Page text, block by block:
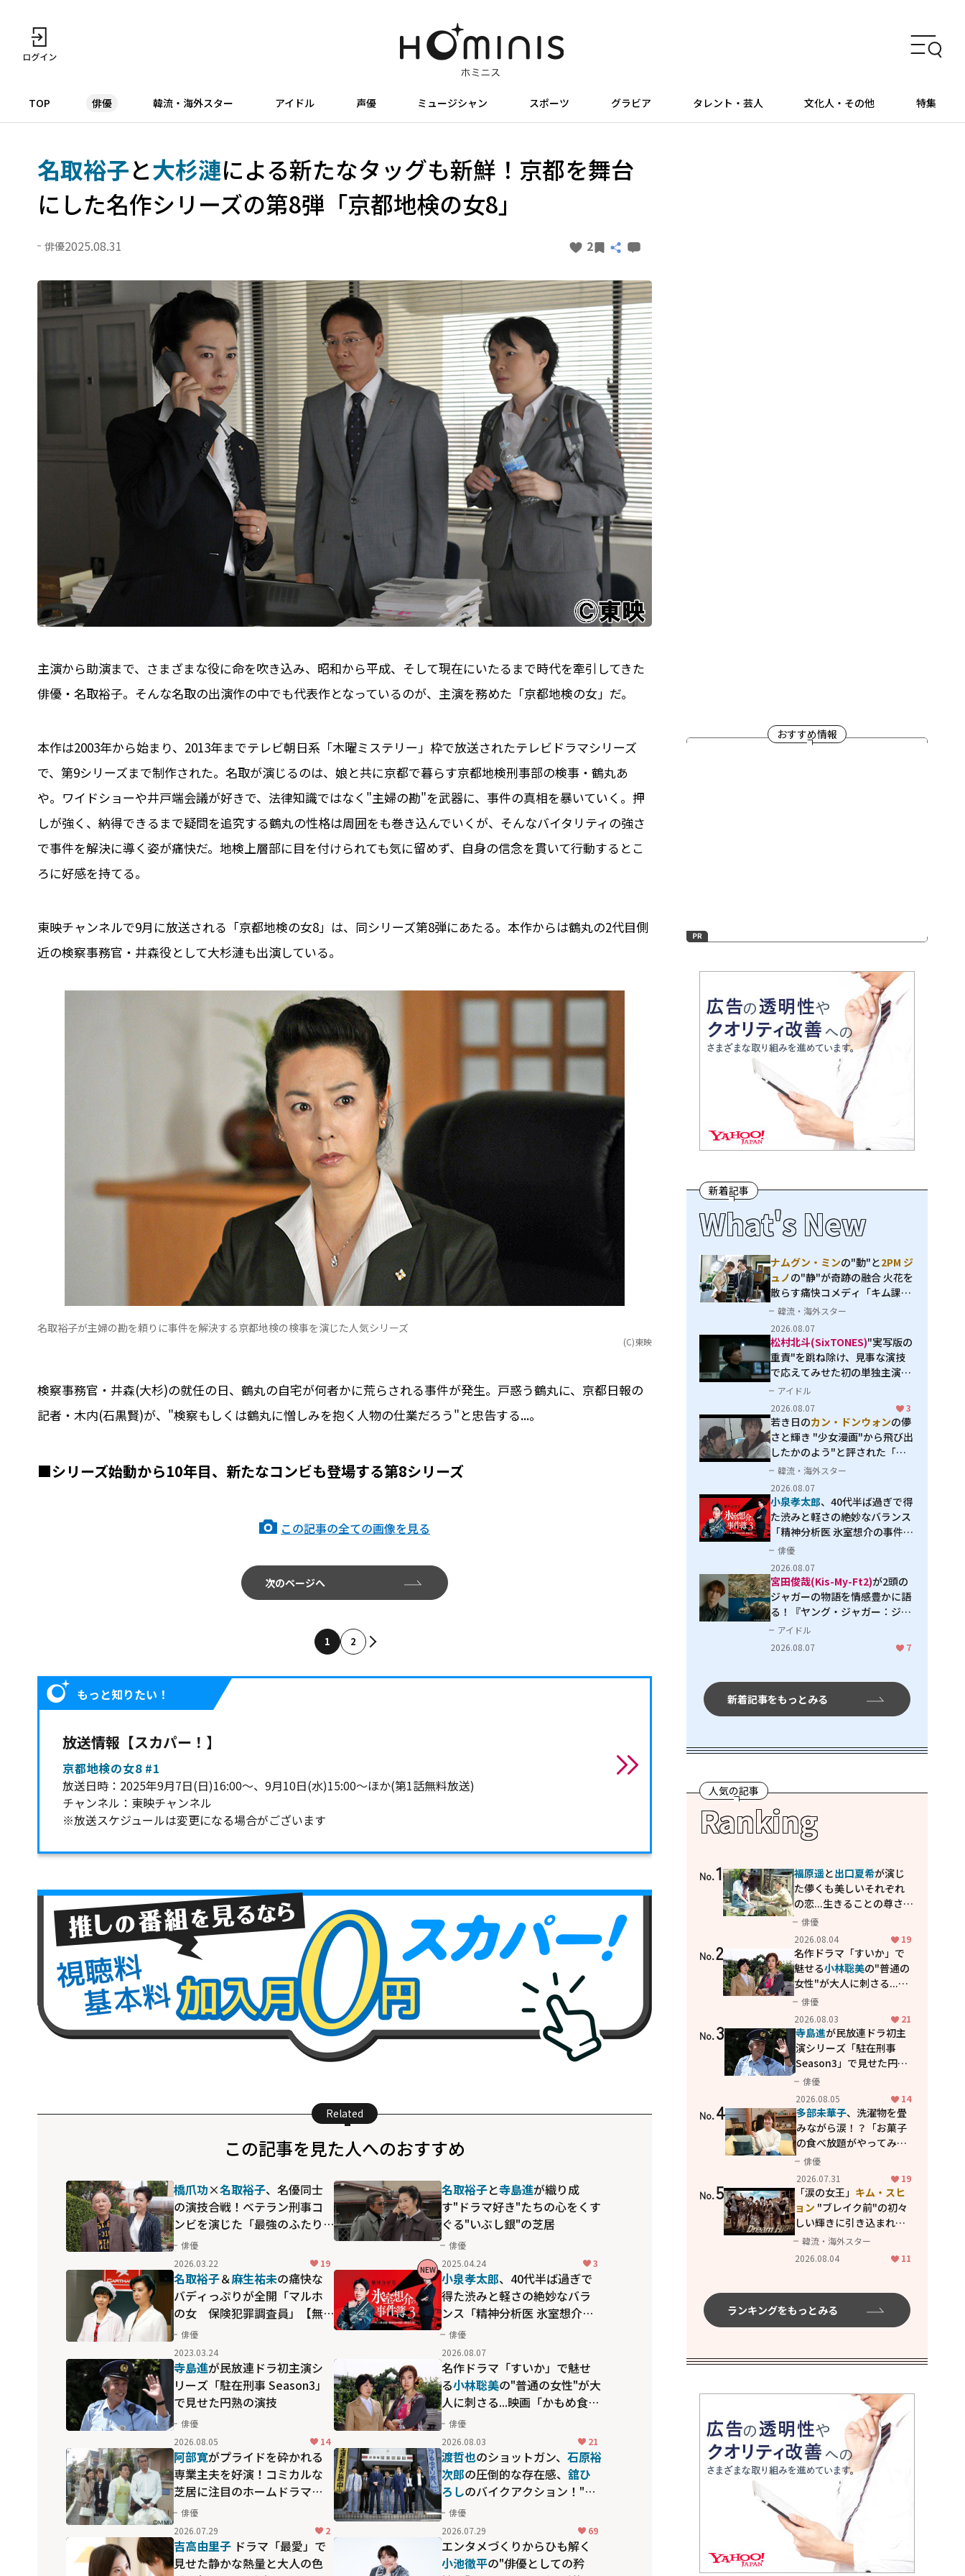
TOP 俳優 韓流・海外スター アイドル 声優 ミュージシャン スポーツ グラビア タレント・芸人 文化人・その他 特集
名取裕子と大杉漣による新たなタッグも新鮮！京都を舞台
にした名作シリーズの第8弾「京都地検の女8」
俳優2025.08.31 2
主演から助演まで、さまざまな役に命を吹き込み、昭和から平成、そして現在にいたるまで時代を牽引してきた
俳優・名取裕子。そんな名取の出演作の中でも代表作となっているのが、主演を務めた「京都地検の女」だ。
本作は2003年から始まり、2013年までテレビ朝日系「木曜ミステリー」枠で放送されたテレビドラマシリーズ
で、第9シリーズまで制作された。名取が演じるのは、娘と共に京都で暮らす京都地検刑事部の検事・鶴丸あ
や。ワイドショーや井戸端会議が好きで、法律知識ではなく"主婦の勘"を武器に、事件の真相を暴いていく。押
しが強く、納得できるまで疑問を追究する鶴丸の性格は周囲をも巻き込んでいくが、そんなバイタリティの強さ
で事件を解決に導く姿が痛快だ。地検上層部に目を付けられても気に留めず、自身の信念を貫いて行動するとこ
ろに好感を持てる。
東映チャンネルで9月に放送される「京都地検の女8」は、同シリーズ第8弾にあたる。本作からは鶴丸の2代目側
近の検察事務官・井森役として大杉漣も出演している。
名取裕子が主婦の勘を頼りに事件を解決する京都地検の検事を演じた人気シリーズ
(C)東映
検察事務官・井森(大杉)の就任の日、鶴丸の自宅が何者かに荒らされる事件が発生。戸惑う鶴丸に、京都日報の
記者・木内(石黒賢)が、"検察もしくは鶴丸に憎しみを抱く人物の仕業だろう"と忠告する...。
■シリーズ始動から10年目、新たなコンビも登場する第8シリーズ
この記事の全ての画像を見る
次のページへ
1 2
もっと知りたい！
放送情報【スカパー！】
京都地検の女8 #1
放送日時：2025年9月7日(日)16:00～、9月10日(水)15:00～ほか(第1話無料放送)
チャンネル：東映チャンネル
※放送スケジュールは変更になる場合がございます
Related
この記事を見た人へのおすすめ
橋爪功×名取裕子、名優同士
の演技合戦！ベテラン刑事コ
ンビを演じた「最強のふたり
～京都府警 特別捜査班～」
俳優
2026.03.22
19
名取裕子と寺島進が織り成
す"ドラマ好き"たちの心をくす
ぐる"いぶし銀"の芝居
俳優
2025.04.24
3
名取裕子＆麻生祐未の痛快な
バディっぷりが全開「マルホ
の女 保険犯罪調査員」【無
料放送】
俳優
2023.03.24
小泉孝太郎、40代半ば過ぎで
得た渋みと軽さの絶妙なバラ
ンス「精神分析医 氷室想介の
事件簿３」で見せる進化
俳優
2026.08.07
NEW
寺島進が民放連ドラ初主演シ
リーズ「駐在刑事 Season3」
で見せた円熟の演技
俳優
2026.08.05
14
名作ドラマ「すいか」で魅せ
る小林聡美の"普通の女性"が大
人に刺さる...映画「かもめ食
堂」にも通じる静かな芝居
俳優
2026.08.03
21
阿部寛がプライドを砕かれる
専業主夫を好演！コミカルな
芝居に注目のホームドラマ
「アットホーム・ダッド」
俳優
2026.07.29
2
渡哲也のショットガン、 石原裕
次郎の圧倒的な存在感、 舘ひ
ろしのバイクアクション！"大
門軍団"のカッコよさが詰まっ
た「西部警察 PART-II」
俳優
2026.07.29
69
吉高由里子 ドラマ「最愛」で
見せた静かな熱量と大人の色
エンタメづくりからひも解く
小池徹平の"俳優としての矜
おすすめ情報
新着記事
What's New
ナムグン・ミンの"動"と2PM ジ
ュノの"静"が奇跡の融合 火花を
散らす痛快コメディ「キム課長
とソ理事～Bravo! Your Life
～」
韓流・海外スター
2026.08.07
松村北斗(SixTONES)"実写版の
重責"を跳ね除け、見事な演技
で応えてみせた初の単独主演映
画「秒速5センチメートル」
アイドル
2026.08.07
3
若き日のカン・ドンウォンの儚
さと輝き "少女漫画"から飛び出
したかのよう"と評された「オ
オカミの誘惑」
韓流・海外スター
2026.08.07
小泉孝太郎、40代半ば過ぎで得
た渋みと軽さの絶妙なバランス
「精神分析医 氷室想介の事件簿
３」で見せる進化
俳優
2026.08.07
宮田俊哉(Kis-My-Ft2)が2頭の
ジャガーの物語を情感豊かに語
る！『ヤング・ジャガー：ジャ
ングル王への道』『ジャガーと
ウミガメの物語：熱帯林の守護
アイドル
2026.08.07
7
新着記事をもっとみる
人気の記事
Ranking
No.1 福原遥と出口夏希が演じ
た儚くも美しいそれぞれ
の恋...生きることの尊さを
教えてくれた映画「あの
花が咲く丘で、君とまた出
会えたら。」
俳優
2026.08.04
19
No.2
名作ドラマ「すいか」で
魅せる小林聡美の"普通の
女性"が大人に刺さる...映
画「かもめ食堂」にも通
じる静かな芝居
俳優
2026.08.03
21
No.3 寺島進が民放連ドラ初主
演シリーズ「駐在刑事
Season3」で見せた円熟
の演技
俳優
2026.08.05
14
No.4 多部未華子、洗濯物を畳
みながら涙！？「お菓子
の食べ放題がやってみた
い」ハンディファン4台の
暑さ対策も明かす
俳優
2026.07.31
19
No.5 「涙の女王」 キム・スヒ
ョン "ブレイク前"の初々
しい輝きに引き込まれ
る...2PM テギョン
共演の青春名作「ドリー
韓流・海外スター
2026.08.04
11
ランキングをもっとみる